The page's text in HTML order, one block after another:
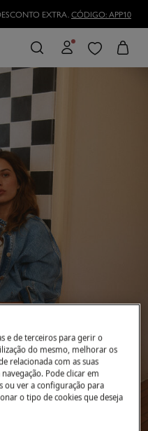
AS VANTAGENS
e de terceiros para gerir o
do mesmo, melhorar os
relacionada com as suas
Pode clicar em
ou ver a configuração para
o tipo de cookies que deseja